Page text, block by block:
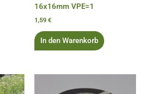
16x16mm VPE=1
1,59 €
In den Warenkorb